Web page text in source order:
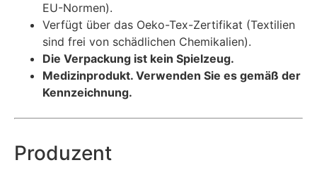
EU-Normen).
Verfügt über das Oeko-Tex-Zertifikat (Textilien
sind frei von schädlichen Chemikalien).
Die Verpackung ist kein Spielzeug.
Medizinprodukt. Verwenden Sie es gemäß der
Kennzeichnung.
Produzent